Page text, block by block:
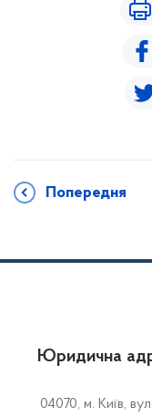
Попередня
Юридична
04070, м. Київ,